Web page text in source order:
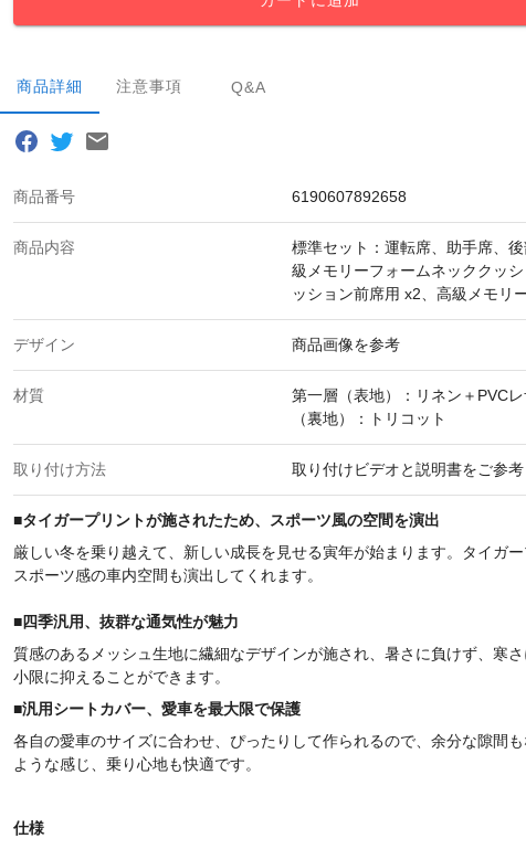
商品詳細 注意事項 Q&A
商品番号 6190607892658
商品内容
標準セット：運転席、助手席、
級メモリーフォームネッククッ
ッション前席用 x2、高級メモリ
デザイン 商品画像を参考
材質
第一層（表地）：リネン＋PVC
（裏地）：トリコット
取り付け方法 取り付けビデオと説明書をご参考
■タイガープリントが施されたため、スポーツ風の空間を演出
厳しい冬を乗り越えて、新しい成長を見せる寅年が始まります。タイガ
スポーツ感の車内空間も演出してくれます。
■四季汎用、抜群な通気性が魅力
質感のあるメッシュ生地に繊細なデザインが施され、暑さに負けず、寒
小限に抑えることができます。
■汎用シートカバー、愛車を最大限で保護
各自の愛車のサイズに合わせ、ぴったりして作られるので、余分な隙間
ような感じ、乗り心地も快適です。
仕様